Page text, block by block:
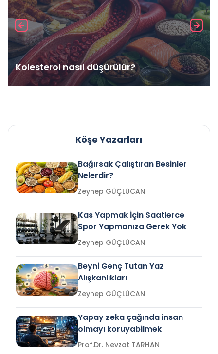
Kolesterol nasıl düşürülür?
Köşe Yazarları
Bağırsak Çalıştıran Besinler
Nelerdir?
Zeynep GÜÇLÜCAN
Kas Yapmak İçin Saatlerce
Spor Yapmanıza Gerek Yok
Zeynep GÜÇLÜCAN
Beyni Genç Tutan Yaz
Alışkanlıkları
Zeynep GÜÇLÜCAN
Yapay zeka çağında insan
olmayı koruyabilmek
Prof.Dr. Nevzat TARHAN